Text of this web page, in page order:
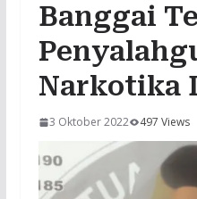
Banggai
Narkotika
3 Oktober 2022 497 Views